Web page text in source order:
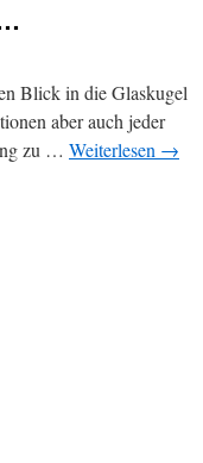
Blick in die Glaskugel
aber auch jeder
zu … Weiterlesen →